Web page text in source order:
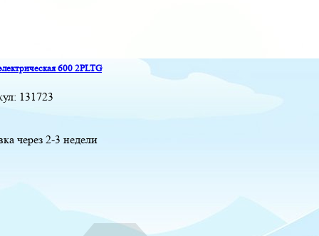
600 2PLTG
131723
через 2-3 недели